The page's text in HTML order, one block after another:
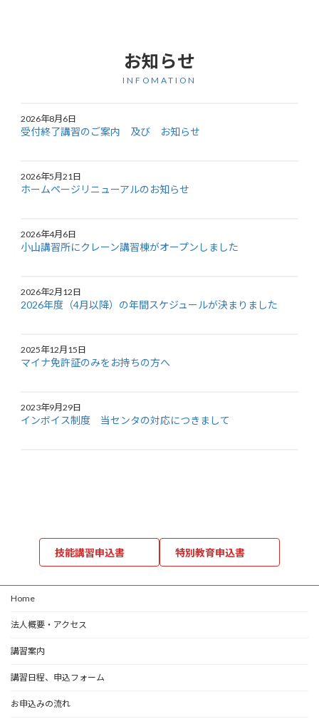
お知らせ
INFOMATION
2026年8月6日
受付終了講習のご案内 及び お知らせ
2026年5月21日
ホームページリニューアルのお知らせ
2026年4月6日
小山講習所にクレーン講習棟がオープンしました
2026年2月12日
2026年度（4月以降）の年間スケジュールが決まりました
2025年12月15日
マイナ免許証のみをお持ちの方へ
2023年9月29日
インボイス制度 当センタの対応につきまして
技能講習申込書 特別教育申込書
Home
法人概要・アクセス
講習案内
講習日程、申込フォーム
お申込みの流れ